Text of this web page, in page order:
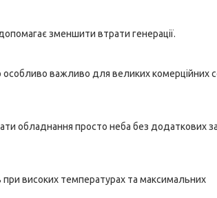
зменшити втрати генерації.
особливо важливо для великих комерційних
обладнання просто неба без додаткових
високих температурах та максимальних